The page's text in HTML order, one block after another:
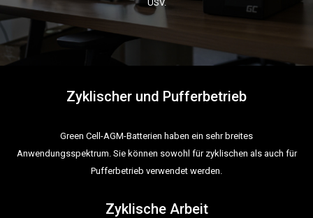
USV.
Zyklischer und Pufferbetrieb
Green Cell-AGM-Batterien haben ein sehr breites
Anwendungsspektrum. Sie können sowohl für zyklischen als auch für
Pufferbetrieb verwendet werden.
Zyklische Arbeit